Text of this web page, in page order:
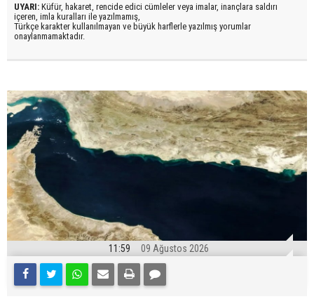
UYARI: Küfür, hakaret, rencide edici cümleler veya imalar, inançlara saldırı
içeren, imla kuralları ile yazılmamış,
Türkçe karakter kullanılmayan ve büyük harflerle yazılmış yorumlar
onaylanmamaktadır.
11:59 09 Ağustos 2026